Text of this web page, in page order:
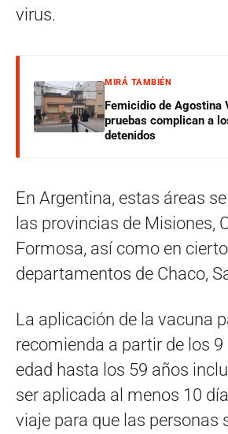
virus.
MIRÁ TAMBIÉN
Femicidio de Agostina
pruebas complican a
detenidos
En Argentina, estas áreas
las provincias de Misiones,
Formosa, así como en
departamentos de Chaco,
La aplicación de la vacuna
recomienda a partir de los 9
edad hasta los 59 años
ser aplicada al menos 10
viaje para que las personas